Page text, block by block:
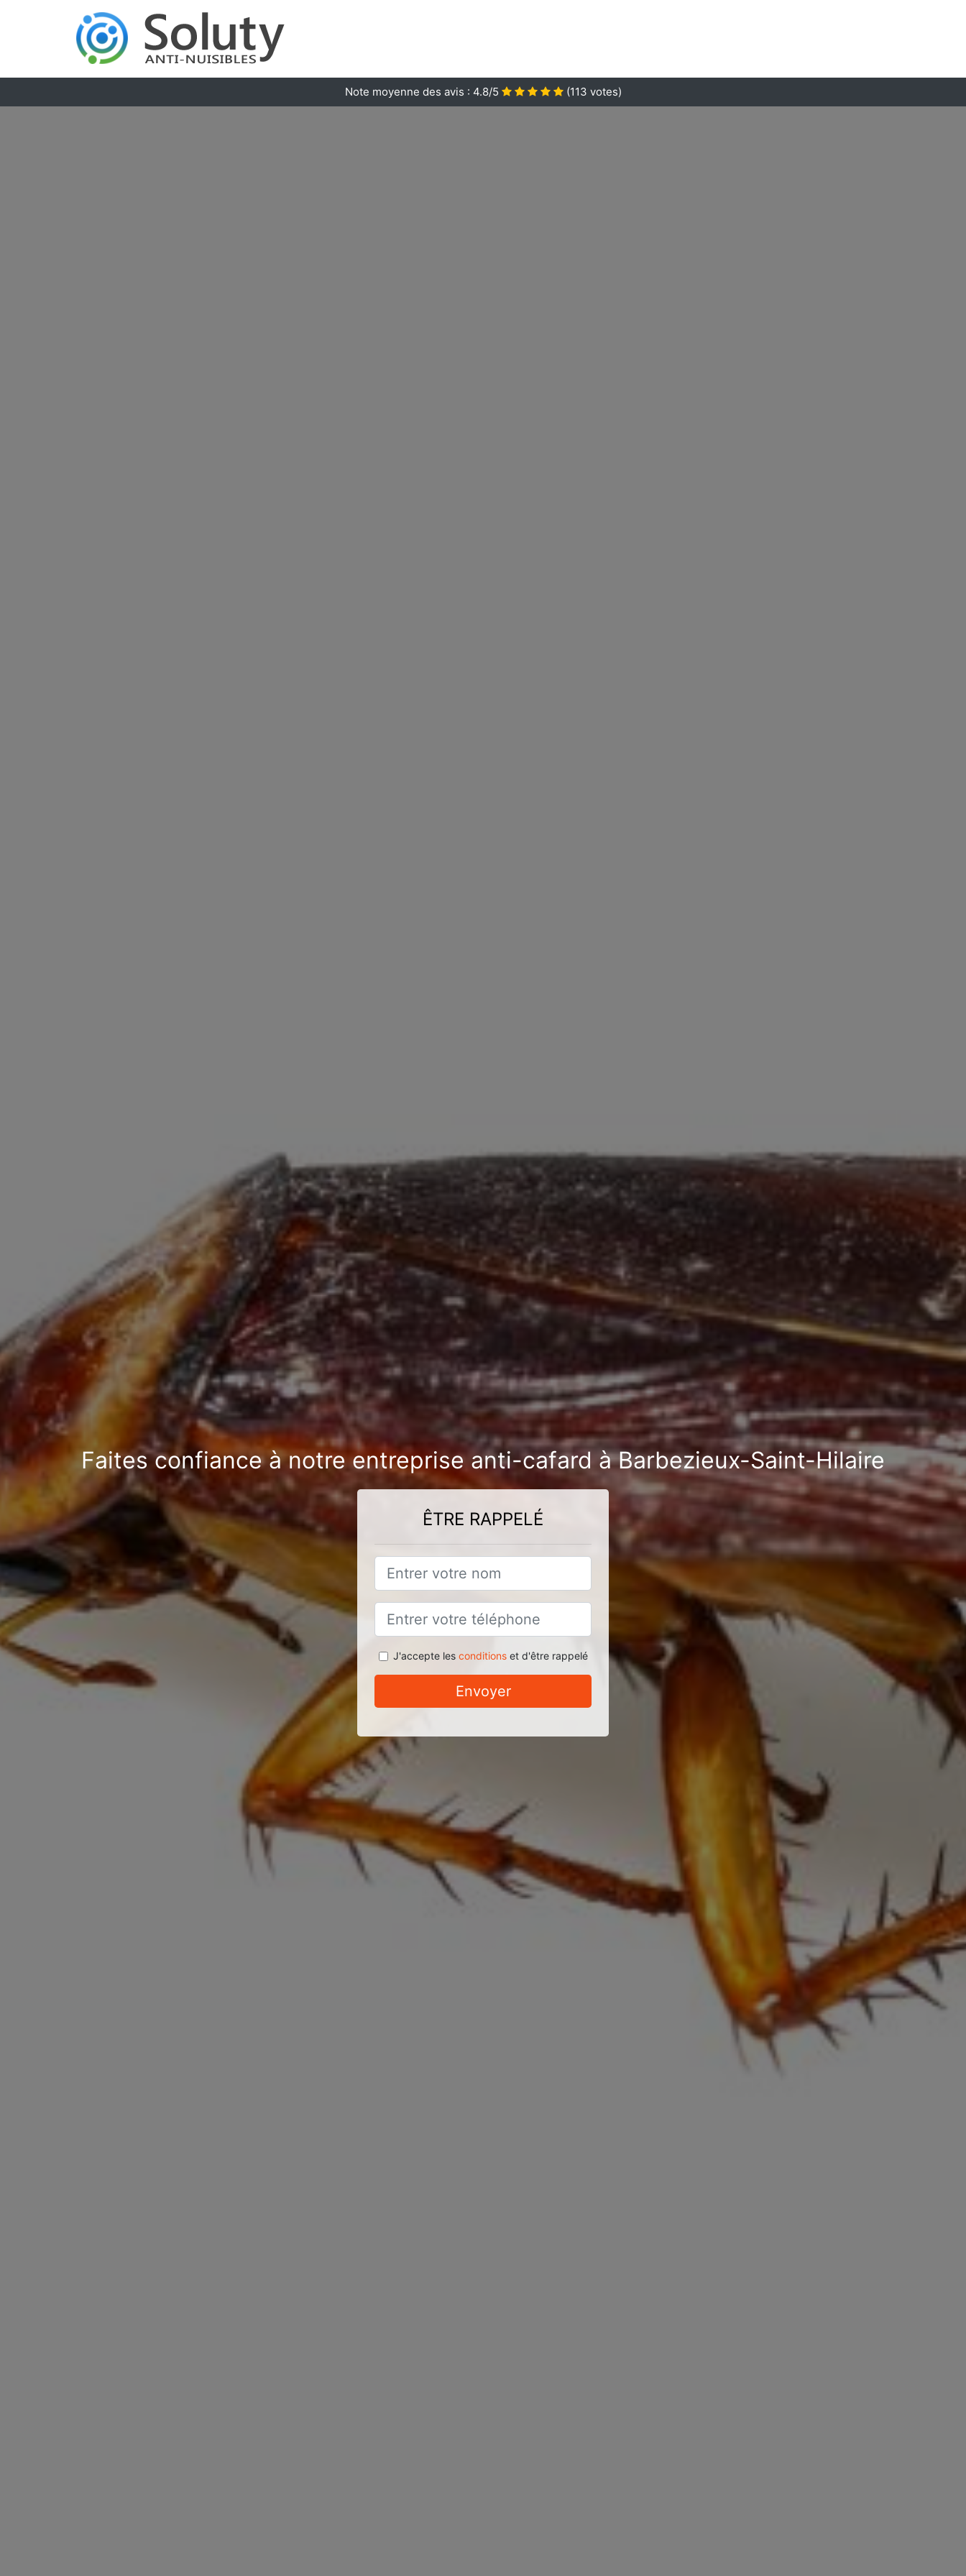
Note moyenne des avis : 4.8/5 (113 votes)
Faites confiance à notre entreprise anti-cafard à Barbezieux-Saint-Hilaire
ÊTRE RAPPELÉ
J'accepte les conditionset d'être rappelé
Envoyer